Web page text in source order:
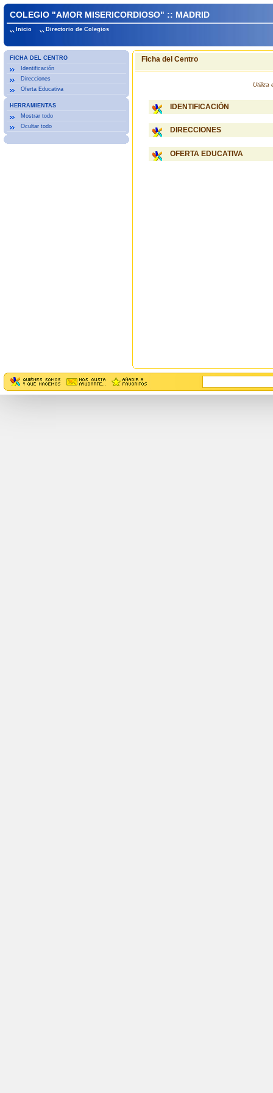
COLEGIO "AMOR MISERICORDIOSO" :: MADRID
Inicio Directorio de Colegios
FICHA DEL CENTRO
Identificación
Direcciones
Oferta Educativa
HERRAMIENTAS
Mostrar todo
Ocultar todo
Ficha del Centro
Utiliza
IDENTIFICACIÓN
DIRECCIONES
OFERTA EDUCATIVA